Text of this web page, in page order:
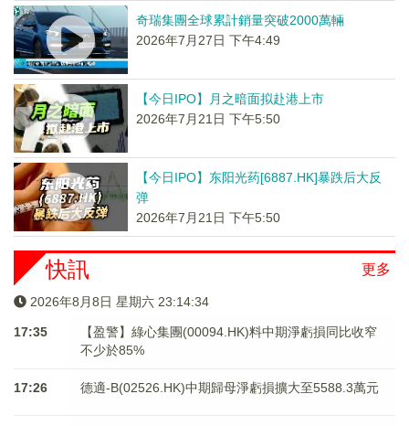
奇瑞集團全球累計銷量突破2000萬輛
2026年7月27日 下午4:49
【今日IPO】月之暗面拟赴港上市
2026年7月21日 下午5:50
【今日IPO】东阳光药[6887.HK]暴跌后大反
弹
2026年7月21日 下午5:50
更多
快訊
2026年8月8日 星期六 23:14:34
17:35
【盈警】綠心集團(00094.HK)料中期淨虧損同比收窄
不少於85%
17:26 德適-B(02526.HK)中期歸母淨虧損擴大至5588.3萬元